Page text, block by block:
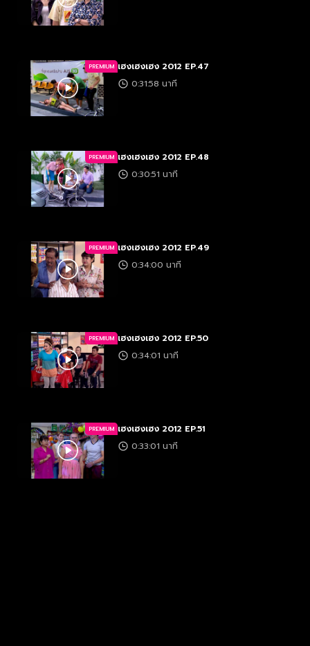
PREMIUM เฮงเฮงเฮง 2012 EP.47
0:31:58 นาที
PREMIUM เฮงเฮงเฮง 2012 EP.48
0:30:51 นาที
PREMIUM เฮงเฮงเฮง 2012 EP.49
0:34:00 นาที
PREMIUM เฮงเฮงเฮง 2012 EP.50
0:34:01 นาที
PREMIUM เฮงเฮงเฮง 2012 EP.51
0:33:01 นาที